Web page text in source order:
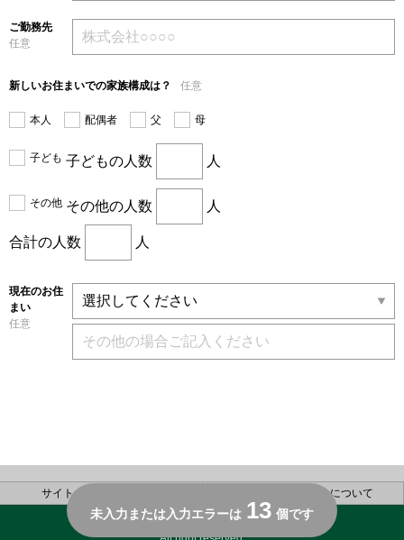
ご勤務先
任意
新しいお住まいでの家族構成は？ 任意
本人 配偶者 父 母
子ども 子どもの人数 人
その他 その他の人数 人
合計の人数 人
現在のお住
まい
任意
未入力または入力エラーは 13 個です
サイトのご利用について 個人情報の取り扱いについて
Copyright(C) SUMITOMO FORESTRY CO.,LTD.